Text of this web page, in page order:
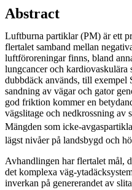
Abstract
Luftburna partiklar (PM) är ett
flertalet samband mellan
luftföroreningar finns, bland
lungcancer och
dubbdäck används, till
sandning av vägar och gator
god friktion kommer en
vägslitage och nedkrossning
Mängden som icke-
lägst nivåer på landsbygd och
Avhandlingen har flertalet mål,
det komplexa väg-
inverkan på genererandet av